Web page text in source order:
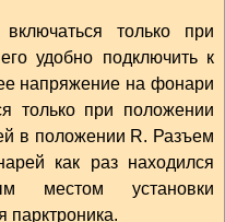
только при
удобно подключить к
напряжение на фонари
только при положении
в положении R. Разъем
как раз находился
местом установки
парктроника.